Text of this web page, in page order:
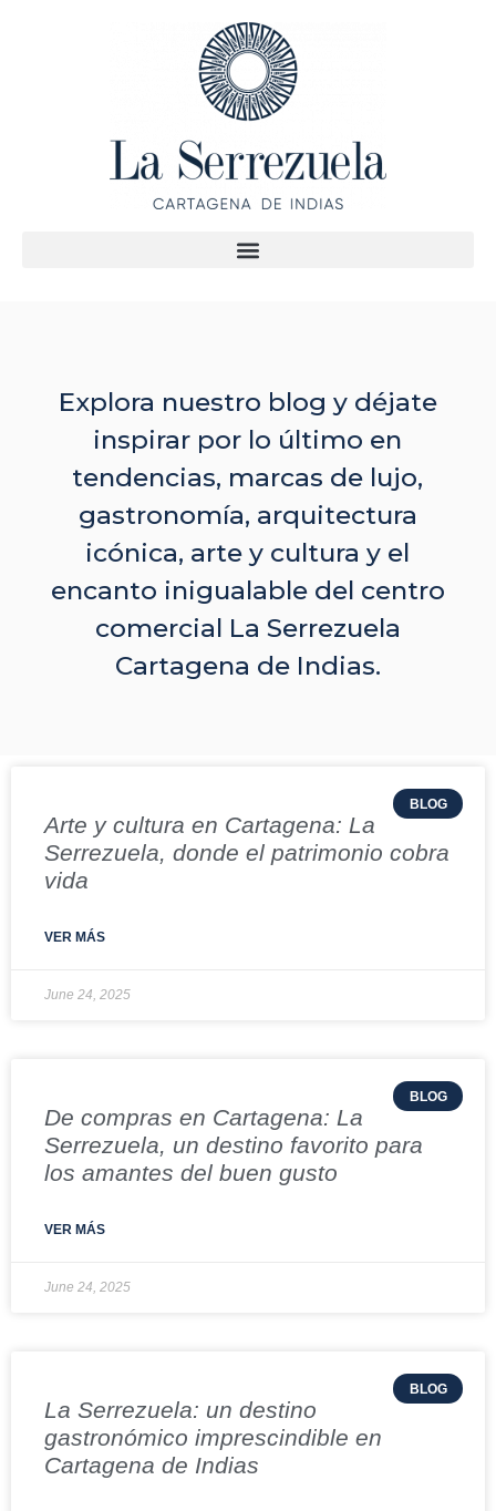
Explora nuestro blog y déjate
inspirar por lo último en
tendencias, marcas de lujo,
gastronomía, arquitectura
icónica, arte y cultura y el
encanto inigualable del centro
comercial La Serrezuela
Cartagena de Indias.
BLOG
Arte y cultura en Cartagena: La
Serrezuela, donde el patrimonio cobra
vida
VER MÁS
June 24, 2025
BLOG
De compras en Cartagena: La
Serrezuela, un destino favorito para
los amantes del buen gusto
VER MÁS
June 24, 2025
BLOG
La Serrezuela: un destino
gastronómico imprescindible en
Cartagena de Indias